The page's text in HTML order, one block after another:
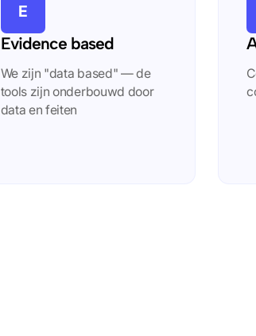
E
Evidence based
We zijn "data based" — de
tools zijn onderbouwd door
data en feiten